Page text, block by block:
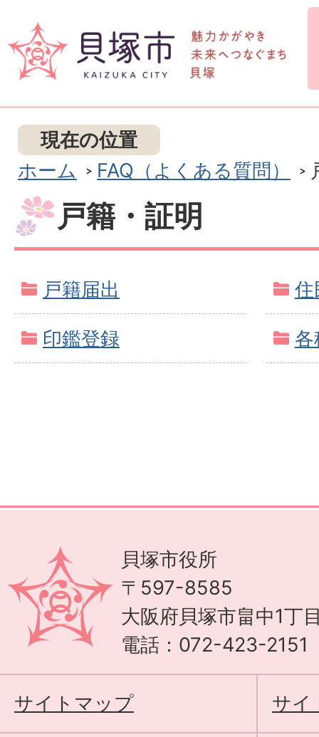
現在の位置
ホーム
FAQ（よくある質問）
戸籍・証明
戸籍届出 住
印鑑登録 各
貝塚市役所
〒597-8585
大阪府貝塚市畠中1丁
電話：072-423-2151
サイトマップ サイ